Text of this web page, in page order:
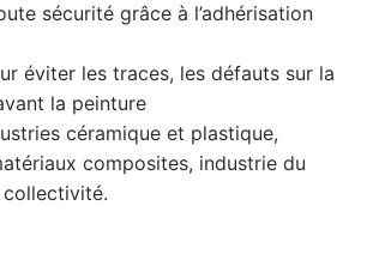
sécurité grâce à l’adhérisation
éviter les traces, les défauts sur la
la peinture
céramique et plastique,
composites, industrie du